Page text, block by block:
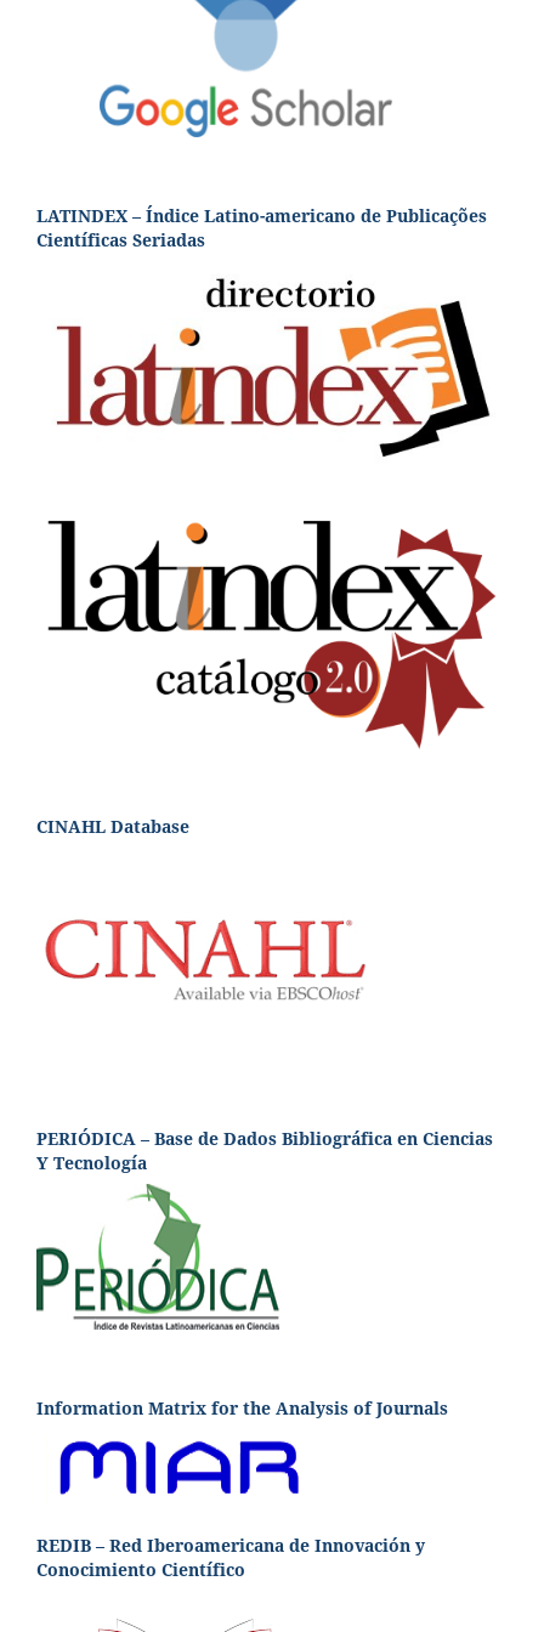
LATINDEX – Índice Latino-americano de Publicações
Científicas Seriadas
CINAHL Database
PERIÓDICA – Base de Dados Bibliográfica en Ciencias
Y Tecnología
Information Matrix for the Analysis of Journals
REDIB – Red Iberoamericana de Innovación y
Conocimiento Científico